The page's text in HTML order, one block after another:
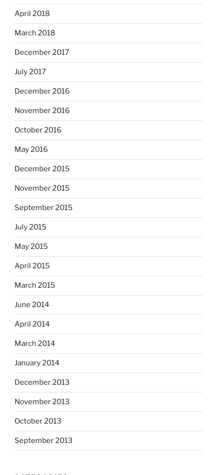
April 2018
March 2018
December 2017
July 2017
December 2016
November 2016
October 2016
May 2016
December 2015
November 2015
September 2015
July 2015
May 2015
April 2015
March 2015
June 2014
April 2014
March 2014
January 2014
December 2013
November 2013
October 2013
September 2013